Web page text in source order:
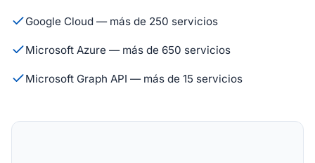
Google Cloud — más de 250 servicios
Microsoft Azure — más de 650 servicios
Microsoft Graph API — más de 15 servicios